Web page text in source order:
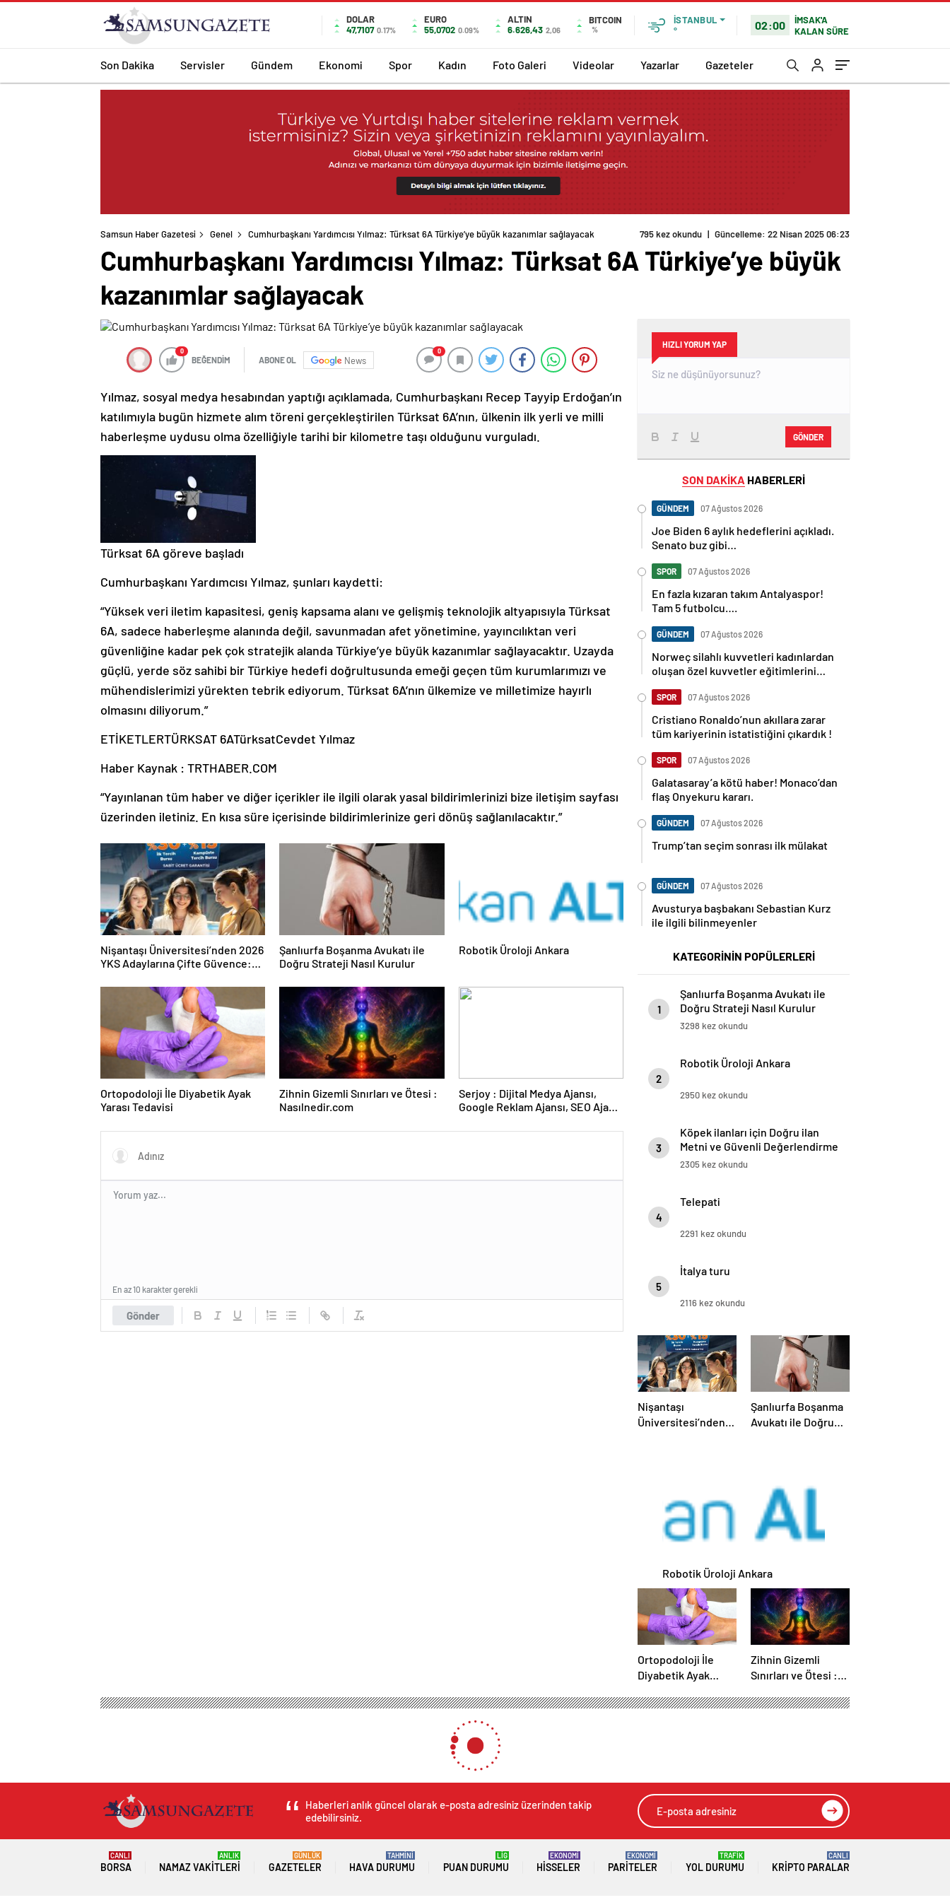
DOLAR
47,7107 0.17%
EURO
55,0702 0.09%
ALTIN
6.626,43 2,06
BITCOIN
%
İSTANBUL
°
02:00
İMSAK'A
KALAN SÜRE
Son Dakika Servisler Gündem Ekonomi Spor Kadın Foto Galeri Videolar Yazarlar Gazeteler
Samsun Haber Gazetesi Genel Cumhurbaşkanı Yardımcısı Yılmaz: Türksat 6A Türkiye’ye büyük kazanımlar sağlayacak 795 kez okundu | Güncelleme: 22 Nisan 2025 06:23
Cumhurbaşkanı Yardımcısı Yılmaz: Türksat 6A Türkiye’ye büyük
kazanımlar sağlayacak
0
BEĞENDİM ABONE OL News
0
Yılmaz, sosyal medya hesabından yaptığı açıklamada, Cumhurbaşkanı Recep Tayyip Erdoğan’ın
katılımıyla bugün hizmete alım töreni gerçekleştirilen Türksat 6A’nın, ülkenin ilk yerli ve milli
haberleşme uydusu olma özelliğiyle tarihi bir kilometre taşı olduğunu vurguladı.
Türksat 6A göreve başladı
Cumhurbaşkanı Yardımcısı Yılmaz, şunları kaydetti:
“Yüksek veri iletim kapasitesi, geniş kapsama alanı ve gelişmiş teknolojik altyapısıyla Türksat
6A, sadece haberleşme alanında değil, savunmadan afet yönetimine, yayıncılıktan veri
güvenliğine kadar pek çok stratejik alanda Türkiye’ye büyük kazanımlar sağlayacaktır. Uzayda
güçlü, yerde söz sahibi bir Türkiye hedefi doğrultusunda emeği geçen tüm kurumlarımızı ve
mühendislerimizi yürekten tebrik ediyorum. Türksat 6A’nın ülkemize ve milletimize hayırlı
olmasını diliyorum.”
ETİKETLERTÜRKSAT 6ATürksatCevdet Yılmaz
Haber Kaynak : TRTHABER.COM
“Yayınlanan tüm haber ve diğer içerikler ile ilgili olarak yasal bildirimlerinizi bize iletişim sayfası
üzerinden iletiniz. En kısa süre içerisinde bildirimlerinize geri dönüş sağlanılacaktır.”
Nişantaşı Üniversitesi’nden 2026
YKS Adaylarına Çifte Güvence:
Şanlıurfa Boşanma Avukatı ile
Doğru Strateji Nasıl Kurulur
Robotik Üroloji Ankara
Ortopodoloji İle Diyabetik Ayak
Yarası Tedavisi
Zihnin Gizemli Sınırları ve Ötesi :
Nasılnedir.com
Serjoy : Dijital Medya Ajansı,
Google Reklam Ajansı, SEO Ajansı
Gönder
En az 10 karakter gerekli
HIZLI YORUM YAP
GÖNDER
SON DAKİKA HABERLERİ
GÜNDEM 07 Ağustos 2026
Joe Biden 6 aylık hedeflerini açıkladı.
Senato buz gibi…
SPOR 07 Ağustos 2026
En fazla kızaran takım Antalyaspor!
Tam 5 futbolcu….
GÜNDEM 07 Ağustos 2026
Norweç silahlı kuvvetleri kadınlardan
oluşan özel kuvvetler eğitimlerini
SPOR 07 Ağustos 2026
Cristiano Ronaldo’nun akıllara zarar
tüm kariyerinin istatistiğini çıkardık !
SPOR 07 Ağustos 2026
Galatasaray’a kötü haber! Monaco’dan
flaş Onyekuru kararı.
GÜNDEM 07 Ağustos 2026
Trump’tan seçim sonrası ilk mülakat
GÜNDEM 07 Ağustos 2026
Avusturya başbakanı Sebastian Kurz
ile ilgili bilinmeyenler
KATEGORİNİN POPÜLERLERİ
1
Şanlıurfa Boşanma Avukatı ile
Doğru Strateji Nasıl Kurulur
3298 kez okundu
2
Robotik Üroloji Ankara
2950 kez okundu
3
Köpek ilanları için Doğru ilan
Metni ve Güvenli Değerlendirme
Rehberi
2305 kez okundu
4
Telepati
2291 kez okundu
5
İtalya turu
2116 kez okundu
Nişantaşı
Üniversitesi’nden
Şanlıurfa Boşanma
Avukatı ile Doğru
Robotik Üroloji Ankara
Ortopodoloji İle
Diyabetik Ayak
Zihnin Gizemli
Sınırları ve Ötesi :
Haberleri anlık güncel olarak e-posta adresiniz üzerinden takip
edebilirsiniz.
BORSA
CANLI
NAMAZ VAKITLERI
ANLIK
GAZETELER
GÜNLÜK
HAVA DURUMU
TAHMİNİ
PUAN DURUMU
LİG
HISSELER
EKONOMİ
PARITELER
EKONOMİ
YOL DURUMU
TRAFİK
KRIPTO PARALAR
CANLI